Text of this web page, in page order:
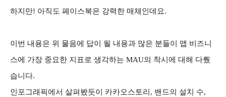
하지만! 아직도 페이스북은 강력한 매체인데요.
이번 내용은 위 물음에 답이 될 내용과 많은 분들이 앱 비즈니
스에 가장 중요한 지표로 생각하는 MAU의 착시에 대해 다뤘
습니다.
인포그래픽에서 살펴봤듯이 카카오스토리, 밴드의 설치 수,